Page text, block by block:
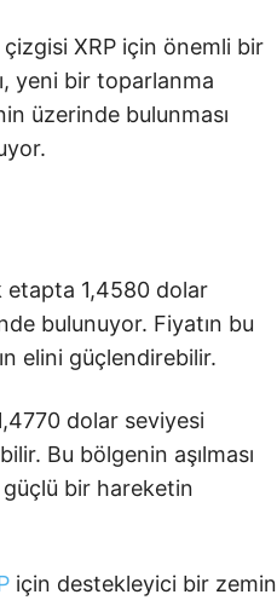
XRP için önemli bir
yeni bir toparlanma
üzerinde bulunması
etapta 1,4580 dolar
bulunuyor. Fiyatın bu
elini güçlendirebilir.
dolar seviyesi
Bu bölgenin aşılması
güçlü bir hareketin
için destekleyici bir zemin